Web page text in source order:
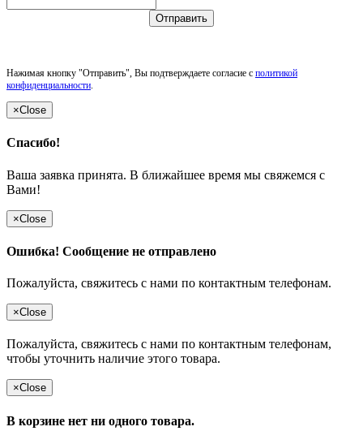
Отправить
Нажимая кнопку "Отправить", Вы подтверждаете согласие с политикой
конфиденциальности.
×Close
Спасибо!
Ваша заявка принята. В ближайшее время мы свяжемся с
Вами!
×Close
Ошибка! Сообщение не отправлено
Пожалуйста, свяжитесь с нами по контактным телефонам.
×Close
Пожалуйста, свяжитесь с нами по контактным телефонам,
чтобы уточнить наличие этого товара.
×Close
В корзине нет ни одного товара.